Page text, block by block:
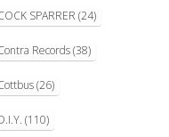
SPARRER (24)
Records(38)
(26)
(110)